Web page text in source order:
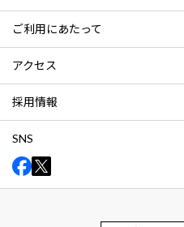
ご利用にあたって
アクセス
採用情報
SNS